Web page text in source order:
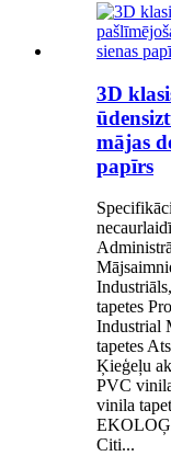
3D
mājas
papīrs
tapetes
Industrial
tapetes
Ķieģeļu
PVC
vinila
Citi...